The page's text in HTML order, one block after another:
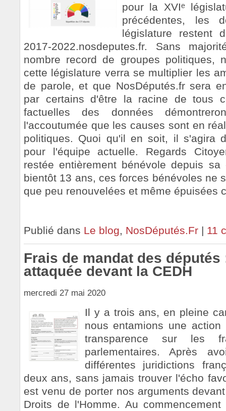
pour la XVIᵉ
précédentes, les
législature restent
2017-2022.nosdeputes.fr. Sans
nombre record de groupes politiques,
cette législature verra se multiplier les
de parole, et que NosDéputés.fr sera
par certains d'être la racine de tous
factuelles des données
l'accoutumée que les causes sont en
politiques. Quoi qu'il en soit, il s'agira
pour l'équipe actuelle. Regards
restée entièrement bénévole depuis
bientôt 13 ans, ces forces bénévoles ne
que peu renouvelées et même épuisées
Publié dans Le blog, NosDéputés.Fr | 11
Frais de mandat des députés
attaquée devant la CEDH
mercredi 27 mai 2020
Il y a trois ans, en pleine
nous entamions une
transparence sur les
parlementaires. Après
différentes juridictions
deux ans, sans jamais trouver l'écho
est venu de porter nos arguments
Droits de l'Homme. Au